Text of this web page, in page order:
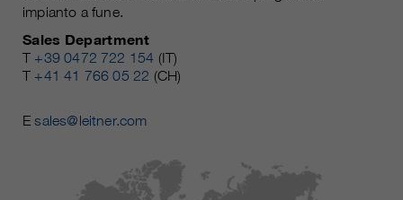
impianto a fune.
Sales Department
T +39 0472 722 154 (IT)
T +41 41 766 05 22 (CH)
Esales@leitner.com